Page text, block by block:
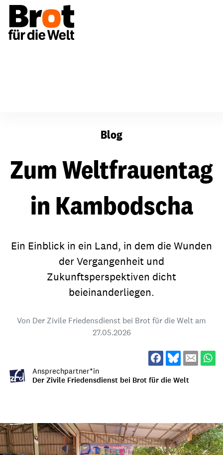
Blog
Zum Weltfrauentag
in Kambodscha
Ein Einblick in ein Land, in dem die Wunden
der Vergangenheit und
Zukunftsperspektiven dicht
beieinanderliegen.
Von Der Zivile Friedensdienst bei Brot für die Welt am
27.05.2026
Ansprechpartner*in
Der Zivile Friedensdienst bei Brot für die Welt